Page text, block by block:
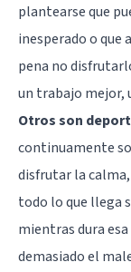
plantearse que
inesperado o que
pena no
un trabajo mejor,
Otros son
continuamente
disfrutar la
todo lo que llega
mientras dura
demasiado el